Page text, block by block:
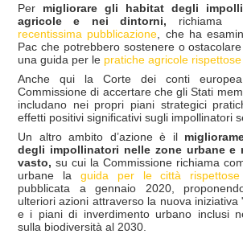
Per migliorare gli habitat degli
agricole e nei dintorni, richiama
recentissima pubblicazione , che ha
Pac che potrebbero sostenere o
una guida per le pratiche agricole
Anche qui la Corte dei conti europea
Commissione di accertare che gli Stati
includano nei propri piani strategici
effetti positivi significativi sugli impollinatori
Un altro ambito d’azione è il
degli impollinatori nelle zone urbane e
vasto, su cui la Commissione richiama
urbane la guida per le città rispettose
pubblicata a gennaio 2020,
ulteriori azioni attraverso la nuova iniziativa
e i piani di inverdimento urbano inclusi
sulla biodiversità al 2030.